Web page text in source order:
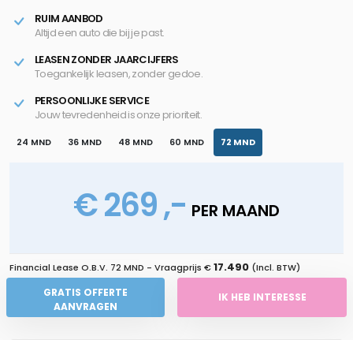
RUIM AANBOD
Altijd een auto die bij je past.
LEASEN ZONDER JAARCIJFERS
Toegankelijk leasen, zonder gedoe.
PERSOONLIJKE SERVICE
Jouw tevredenheid is onze prioriteit.
24 MND 36 MND 48 MND 60 MND 72 MND
€ 269 ,- PER MAAND
Financial Lease O.B.V. 72 MND - Vraagprijs €17.490 (Incl. BTW)
GRATIS OFFERTE
AANVRAGEN
IK HEB INTERESSE